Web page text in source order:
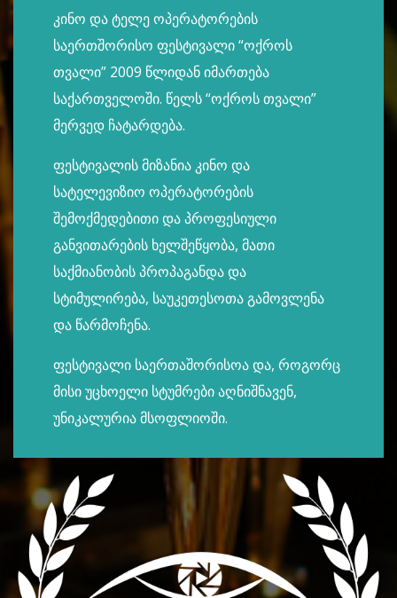
კინო და ტელე ოპერატორების
საერთშორისო ფესტივალი “ოქროს
თვალი” 2009 წლიდან იმართება
საქართველოში. წელს “ოქროს თვალი”
მერვედ ჩატარდება.
ფესტივალის მიზანია კინო და
სატელევიზიო ოპერატორების
შემოქმედებითი და პროფესიული
განვითარების ხელშეწყობა, მათი
საქმიანობის პროპაგანდა და
სტიმულირება, საუკეთესოთა გამოვლენა
და წარმოჩენა.
ფესტივალი საერთაშორისოა და, როგორც
მისი უცხოელი სტუმრები აღნიშნავენ,
უნიკალურია მსოფლიოში.